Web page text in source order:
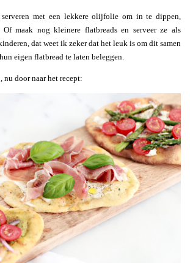
met een lekkere olijfolie om in te dippen,
maak nog kleinere flatbreads en serveer ze als
dat weet ik zeker dat het leuk is om dit samen
eigen flatbread te laten beleggen.
nu door naar het recept: